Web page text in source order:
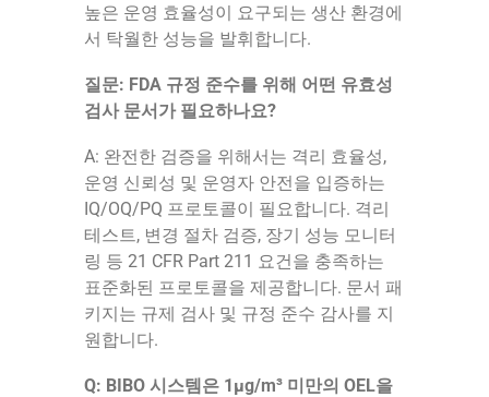
높은 운영 효율성이 요구되는 생산 환경에
서 탁월한 성능을 발휘합니다.
질문: FDA 규정 준수를 위해 어떤 유효성
검사 문서가 필요하나요?
A: 완전한 검증을 위해서는 격리 효율성,
운영 신뢰성 및 운영자 안전을 입증하는
IQ/OQ/PQ 프로토콜이 필요합니다. 격리
테스트, 변경 절차 검증, 장기 성능 모니터
링 등 21 CFR Part 211 요건을 충족하는
표준화된 프로토콜을 제공합니다. 문서 패
키지는 규제 검사 및 규정 준수 감사를 지
원합니다.
Q: BIBO 시스템은 1μg/m³ 미만의 OEL을